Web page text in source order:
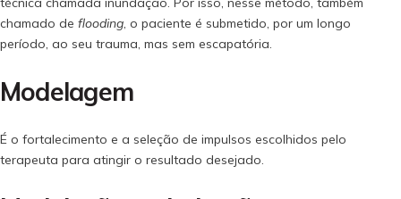
chamado de flooding, o paciente é submetido, por um longo
período, ao seu trauma, mas sem escapatória.
Modelagem
É o fortalecimento e a seleção de impulsos escolhidos pelo
terapeuta para atingir o resultado desejado.